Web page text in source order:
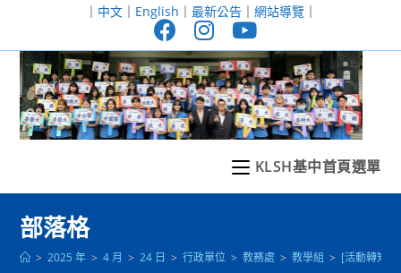
至
｜ 中文｜ English ｜ 最新公告｜ 網站導覽｜
KLSH基中首頁選單
部落格
> 2025 年 > 4 月 > 24 日 > 行政單位 > 教務處 > 教學組 > [活動轉知]